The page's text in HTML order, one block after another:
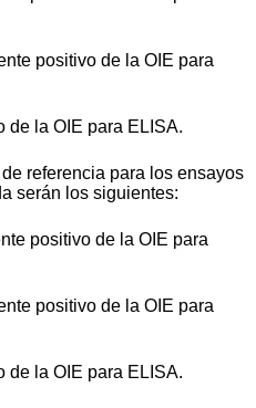
positivo de la OIE para
de la OIE para ELISA.
referencia para los ensayos
serán los siguientes:
positivo de la OIE para
positivo de la OIE para
de la OIE para ELISA.